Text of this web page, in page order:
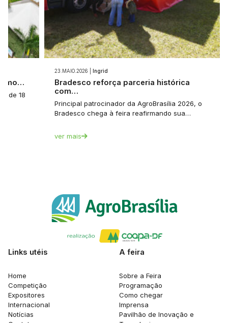
de 18
23.MAIO.2026 | Ingrid
Bradesco reforça parceria histórica
com…
Principal patrocinador da AgroBrasília 2026, o
Bradesco chega à feira reafirmando sua…
ver mais
Links utéis
Home
Competição
Expositores
Internacional
Notícias
A feira
Sobre a Feira
Programação
Como chegar
Imprensa
Pavilhão de Inovação e